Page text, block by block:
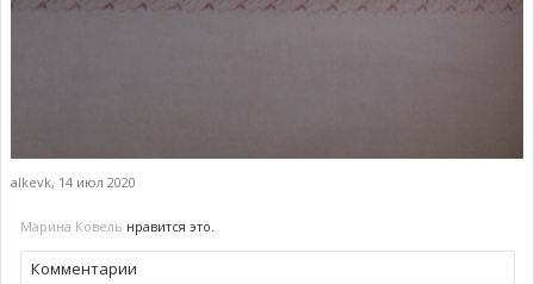
alkevk, 14 июл 2020
Марина Ковель нравится это.
Комментарии